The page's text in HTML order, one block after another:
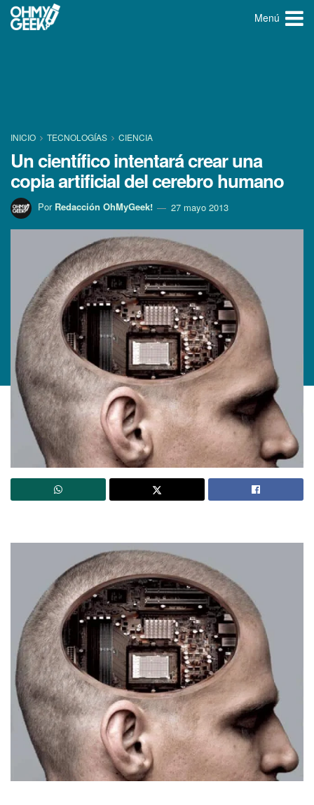
Menú
INICIO TECNOLOGÍ­AS CIENCIA
Un cientí­fico intentará crear una
copia artificial del cerebro humano
Por Redacción OhMyGeek! 27 mayo 2013